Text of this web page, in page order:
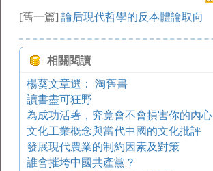
[舊一篇] 論后現代哲學的反本體論取向
相關閱讀
楊葵文章選： 淘舊書
讀書盡可狂野
為成功活著，究竟會不會損害你的內心
文化工業概念與當代中國的文化批評
發展現代農業的制約因素及對策
誰會摧垮中國共產黨？